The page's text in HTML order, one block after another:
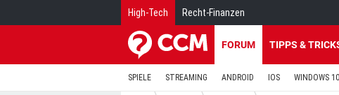
High-Tech Recht-Finanzen
FORUM TIPPS &
SPIELE STREAMING ANDROID IOS WINDOWS 10